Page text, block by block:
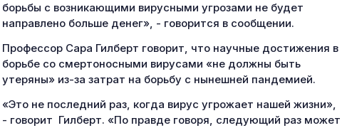
борьбы с возникающими вирусными угрозами не будет
направлено больше денег», - говорится в сообщении.
Профессор Сара Гилберт говорит, что научные достижения в
борьбе со смертоносными вирусами «не должны быть
утеряны» из-за затрат на борьбу с нынешней пандемией.
«Это не последний раз, когда вирус угрожает нашей жизни»,
- говорит Гилберт. «По правде говоря, следующий раз может